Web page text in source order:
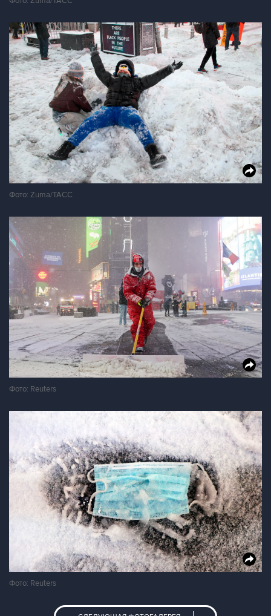
Фото: Zuma/ТАСС
Фото: Reuters
Фото: Reuters